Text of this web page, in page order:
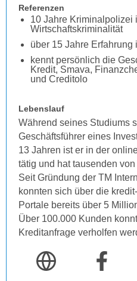
Referenzen
10 Jahre Kriminalpolizei
Wirtschaftskriminalität
über 15 Jahre Erfahrung
kennt persönlich die
Kredit, Smava,
und Creditolo
Lebenslauf
Während seines Studiums
Geschäftsführer eines
13 Jahren ist er in der
tätig und hat tausenden
Seit Gründung der TM
konnten sich über die
Portale bereits über 5
Über 100.000 Kunden
Kreditanfrage verholfen